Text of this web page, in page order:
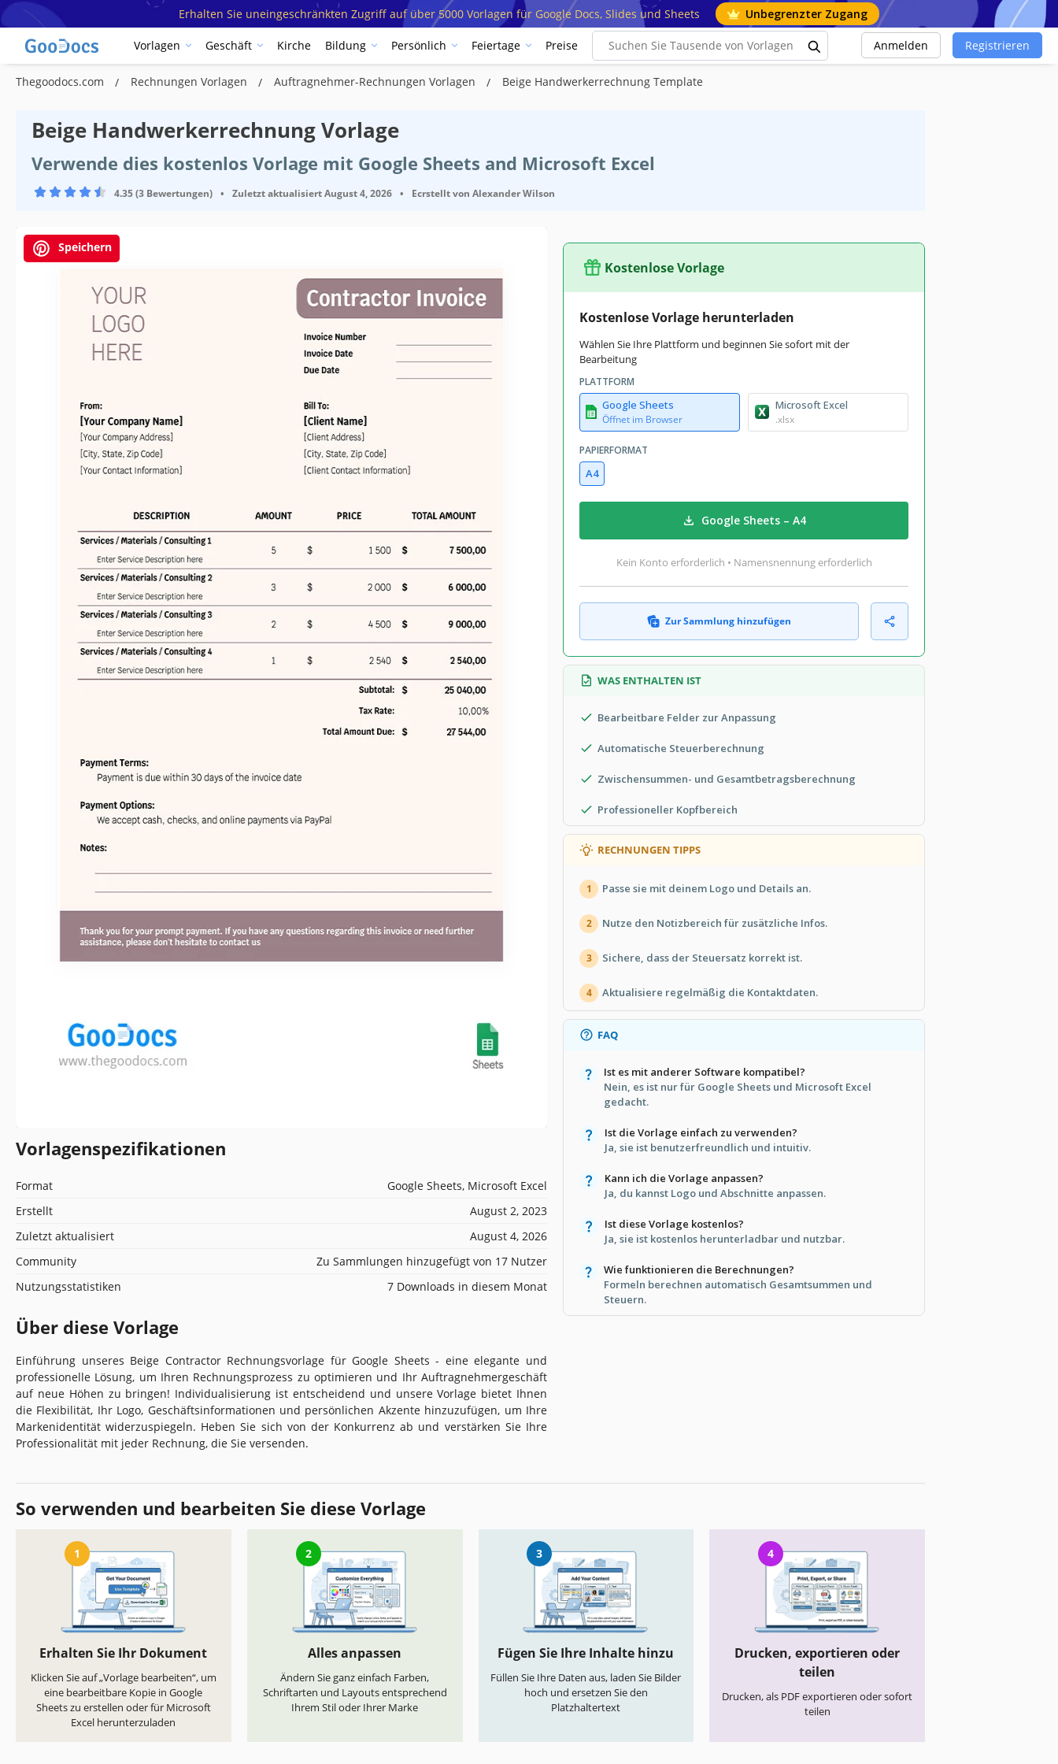
Erhalten Sie uneingeschränkten Zugriff auf über 5000 Vorlagen für Google Docs, Slides und Sheets Unbegrenzter Zugang
Vorlagen Geschäft Kirche Bildung Persönlich Feiertage Preise Anmelden Registrieren
Thegoodocs.com Rechnungen Vorlagen Auftragnehmer-Rechnungen Vorlagen Beige Handwerkerrechnung Template
Beige Handwerkerrechnung Vorlage
Verwende dies kostenlos Vorlage mit Google Sheets and Microsoft Excel
4.35 (3 Bewertungen) • Zuletzt aktualisiertAugust 4, 2026 • Ecrstellt von Alexander Wilson
Speichern
Vorlagenspezifikationen
Format
Google Sheets, Microsoft Excel
Erstellt
August 2, 2023
Zuletzt aktualisiert
August 4, 2026
Community
Zu Sammlungen hinzugefügt von 17 Nutzer
Nutzungsstatistiken
7 Downloads in diesem Monat
Über diese Vorlage
Einführung unseres Beige Contractor Rechnungsvorlage für Google Sheets - eine elegante und
professionelle Lösung, um Ihren Rechnungsprozess zu optimieren und Ihr Auftragnehmergeschäft
auf neue Höhen zu bringen! Individualisierung ist entscheidend und unsere Vorlage bietet Ihnen
die Flexibilität, Ihr Logo, Geschäftsinformationen und persönlichen Akzente hinzuzufügen, um Ihre
Markenidentität widerzuspiegeln. Heben Sie sich von der Konkurrenz ab und verstärken Sie Ihre
Professionalität mit jeder Rechnung, die Sie versenden.
Kostenlose Vorlage
Kostenlose Vorlage herunterladen
Wählen Sie Ihre Plattform und beginnen Sie sofort mit der
Bearbeitung
PLATTFORM
Google Sheets
Öffnet im Browser
Microsoft Excel
.xlsx
PAPIERFORMAT
A4
Google Sheets – A4
Kein Konto erforderlich • Namensnennung erforderlich
Zur Sammlung hinzufügen
WAS ENTHALTEN IST
Bearbeitbare Felder zur Anpassung
Automatische Steuerberechnung
Zwischensummen- und Gesamtbetragsberechnung
Professioneller Kopfbereich
RECHNUNGEN TIPPS
1 Passe sie mit deinem Logo und Details an.
2 Nutze den Notizbereich für zusätzliche Infos.
3 Sichere, dass der Steuersatz korrekt ist.
4 Aktualisiere regelmäßig die Kontaktdaten.
FAQ
Ist es mit anderer Software kompatibel?
Nein, es ist nur für Google Sheets und Microsoft Excel
gedacht.
Ist die Vorlage einfach zu verwenden?
Ja, sie ist benutzerfreundlich und intuitiv.
Kann ich die Vorlage anpassen?
Ja, du kannst Logo und Abschnitte anpassen.
Ist diese Vorlage kostenlos?
Ja, sie ist kostenlos herunterladbar und nutzbar.
Wie funktionieren die Berechnungen?
Formeln berechnen automatisch Gesamtsummen und
Steuern.
So verwenden und bearbeiten Sie diese Vorlage
1
Erhalten Sie Ihr Dokument
Klicken Sie auf „Vorlage bearbeiten“, um
eine bearbeitbare Kopie in Google
Sheets zu erstellen oder für Microsoft
Excel herunterzuladen
2
Alles anpassen
Ändern Sie ganz einfach Farben,
Schriftarten und Layouts entsprechend
Ihrem Stil oder Ihrer Marke
3
Fügen Sie Ihre Inhalte hinzu
Füllen Sie Ihre Daten aus, laden Sie Bilder
hoch und ersetzen Sie den
Platzhaltertext
4
Drucken, exportieren oder
teilen
Drucken, als PDF exportieren oder sofort
teilen